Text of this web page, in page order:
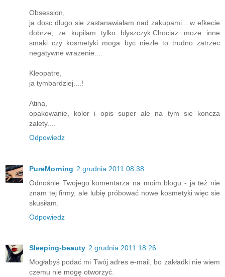
Obsession,
ja dosc dlugo sie zastanawialam nad zakupami....w efkecie
dobrze, ze kupilam tylko blyszczyk.Chociaz moze inne
smaki czy kosmetyki moga byc niezle to trudno zatrzec
negatywne wrazenie....
Kleopatre,
ja tymbardziej....!
Atina,
opakowanie, kolor i opis super ale na tym sie koncza
zalety....
Odpowiedz
PureMorning 2 grudnia 2011 08:38
Odnośnie Twojego komentarza na moim blogu - ja też nie
znam tej firmy, ale lubię próbować nowe kosmetyki więc sie
skusiłam.
Odpowiedz
Sleeping-beauty 2 grudnia 2011 18:26
Mogłabyś podać mi Twój adres e-mail, bo zakładki nie wiem
czemu nie mogę otworzyć.